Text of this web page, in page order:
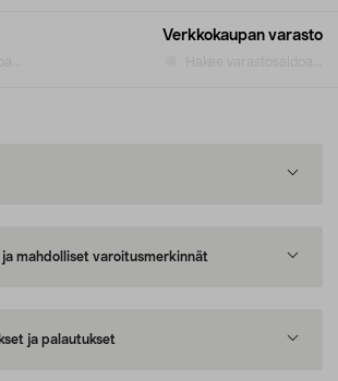
Verkkokaupan varasto
mahdolliset varoitusmerkinnät
ja palautukset